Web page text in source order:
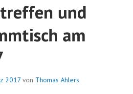
und
am
2017 von Thomas Ahlers